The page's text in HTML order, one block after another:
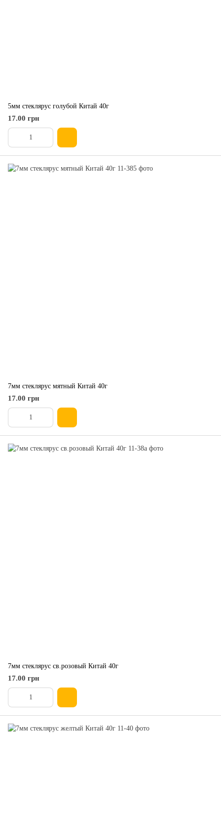
5мм стеклярус голубой Китай 40г
17.00 грн
7мм стеклярус мятный Китай 40г
17.00 грн
7мм стеклярус св.розовый Китай 40г
17.00 грн